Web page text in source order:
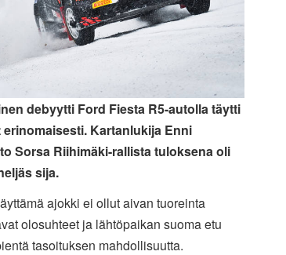
debyytti Ford Fiesta R5-autolla täytti
Kartanlukija Enni
Sorsa Riihimäki-rallista tuloksena oli
sija.
ajokki ei ollut aivan tuoreinta
olosuhteet ja lähtöpaikan suoma etu
tasoituksen mahdollisuutta.